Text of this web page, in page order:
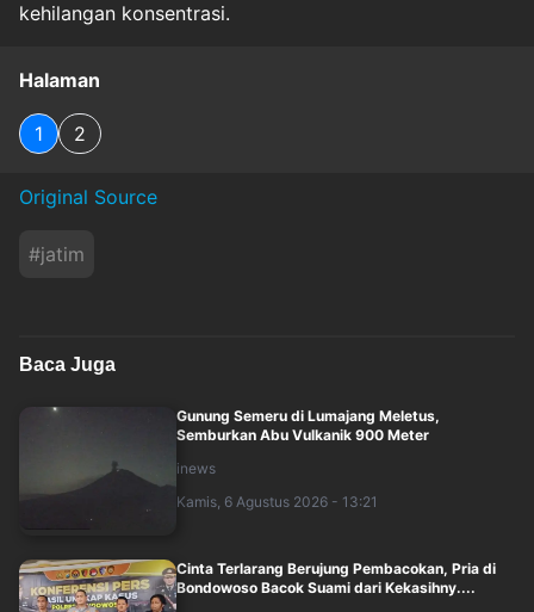
kehilangan konsentrasi.
Halaman
1 2
Original Source
#jatim
Baca Juga
Gunung Semeru di Lumajang Meletus,
Semburkan Abu Vulkanik 900 Meter
inews
Kamis, 6 Agustus 2026 - 13:21
Cinta Terlarang Berujung Pembacokan, Pria di
Bondowoso Bacok Suami dari Kekasihny....